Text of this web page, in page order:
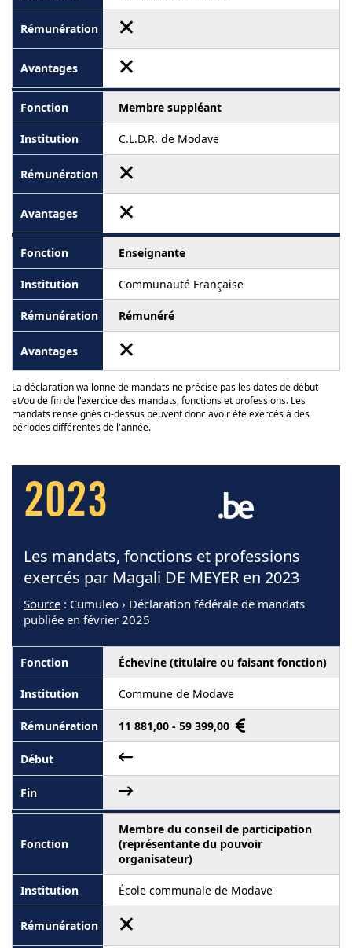
Membre suppléant
C.L.D.R. de Modave
Enseignante
Communauté Française
Rémunéré
La déclaration wallonne de mandats ne précise pas les dates de début
et/ou de fin de l'exercice des mandats, fonctions et professions. Les
mandats renseignés ci-dessus peuvent donc avoir été exercés à des
périodes différentes de l'année.
2023
Les mandats, fonctions et professions
exercés par Magali DE MEYER en 2023
Source : Cumuleo › Déclaration fédérale de mandats
publiée en février 2025
Échevine (titulaire ou faisant fonction)
Commune de Modave
11 881,00 - 59 399,00
Membre du conseil de participation
(représentante du pouvoir
organisateur)
École communale de Modave